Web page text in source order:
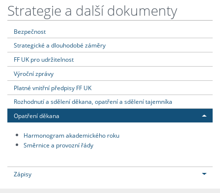
Strategie a další dokumenty
Bezpečnost
Strategické a dlouhodobé záměry
FF UK pro udržitelnost
Výroční zprávy
Platné vnitřní předpisy FF UK
Rozhodnutí a sdělení děkana, opatření a sdělení tajemníka
Opatření děkana
Harmonogram akademického roku
Směrnice a provozní řády
Zápisy